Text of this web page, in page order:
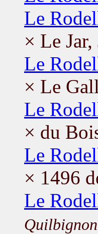
Le
× Le Jar,
Le
× Le
Le
× du
Le
× 1496
Le